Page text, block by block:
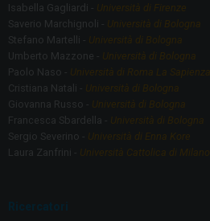
Isabella Gagliardi - Università di Firenze
Saverio Marchignoli - Università di Bologna
Stefano Martelli - Università di Bologna
Umberto Mazzone - Università di Bologna
Paolo Naso - Università di Roma La Sapienza
Cristiana Natali - Università di Bologna
Giovanna Russo - Università di Bologna
Francesca Sbardella - Università di Bologna
Sergio Severino - Università di Enna Kore
Laura Zanfrini - Università Cattolica di Milano